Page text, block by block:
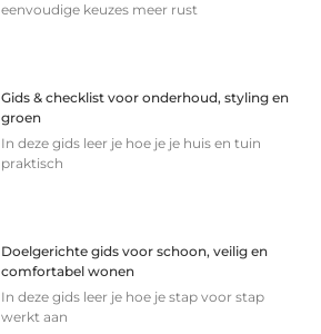
eenvoudige keuzes meer rust
Gids & checklist voor onderhoud, styling en
groen
In deze gids leer je hoe je je huis en tuin
praktisch
Doelgerichte gids voor schoon, veilig en
comfortabel wonen
In deze gids leer je hoe je stap voor stap
werkt aan